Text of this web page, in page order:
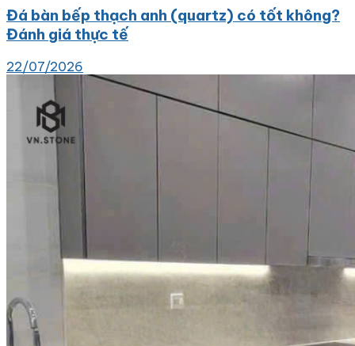
Đá bàn bếp thạch anh (quartz) có tốt không?
Đánh giá thực tế
22/07/2026